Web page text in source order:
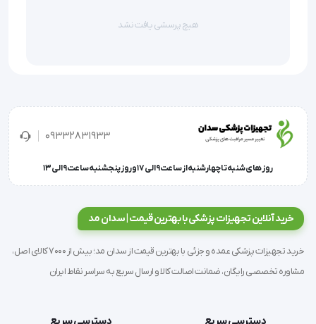
تنوع در رنگ‌بندی و سایز، قابلیت استفاده آسان، وزن
برای افزایش طول عمر دستگاه و ایمنی کاربر، از قرار دادن
آن در محیط مرطوب یا نزدیکی مواد اشتعال‌زا خودداری
شود و در استفاده‌های طولانی‌مدت، حتما دمای دستگاه را
ساخته‌شده از الیاف طبیعی ضد حساسیت
هیچ پرسشی یافت نشد
09332831933
روز های شنبه تا چهارشنبه از ساعت 9 الی 17 و روز پنجشنبه ساعت 9 الی 13
خرید آنلاین تجهیزات پزشکی با بهترین قیمت | سدان مد
خرید تجهیزات پزشکی عمده و جزئی با بهترین قیمت از سدان مد؛ بیش از 7000 کالای اصل،
مشاوره تخصصی رایگان، ضمانت اصالت کالا و ارسال سریع به سراسر نقاط ایران
دسترسی سریع
دسترسی سریع